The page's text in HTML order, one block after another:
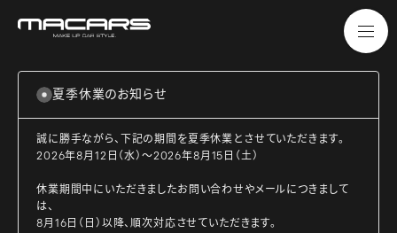
夏季休業のお知らせ
誠に勝手ながら、下記の期間を夏季休業とさせていただきます。
2026年8月12日（水）～2026年8月15日（土）
休業期間中にいただきましたお問い合わせやメールにつきまして
は、
8月16日（日）以降、順次対応させていただきます。